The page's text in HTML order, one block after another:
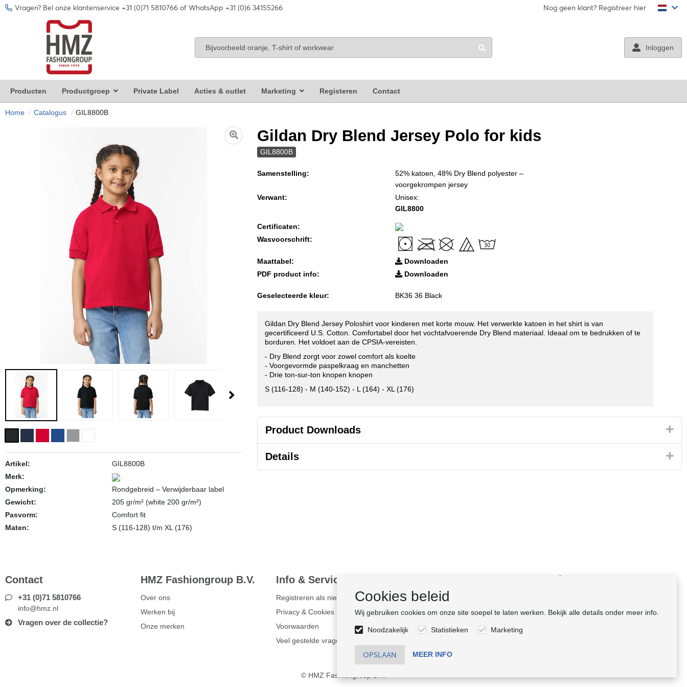
Cookies beleid
Wij gebruiken cookies om onze site soepel te laten werken. Bekijk alle details onder meer info.
Noodzakelijk Statistieken Marketing
MEER INFO
Vragen? Bel onze klantenservice +31 (0)71 5810766 of WhatsApp +31 (0)6 34155266 Nog geen klant? Registreer hier
Inloggen
Producten Productgroep Private Label Acties & outlet Marketing Registeren Contact
Home Catalogus GIL8800B
Artikel:
GIL8800B
Merk:
Opmerking:
Rondgebreid – Verwijderbaar label
Gewicht:
205 gr/m² (white 200 gr/m²)
Pasvorm:
Comfort fit
Maten:
S (116-128) t/m XL (176)
Gildan Dry Blend Jersey Polo for kids
GIL8800B
Samenstelling:
52% katoen, 48% Dry Blend polyester –
voorgekrompen jersey
Verwant:
Unisex:
GIL8800
Certificaten:
Wasvoorschrift:
Maattabel:
Downloaden
PDF product info:
Downloaden
Geselecteerde kleur: BK36 36 Black
Gildan Dry Blend Jersey Poloshirt voor kinderen met korte mouw. Het verwerkte katoen in het shirt is van
gecertificeerd U.S. Cotton. Comfortabel door het vochtafvoerende Dry Blend materiaal. Ideaal om te bedrukken of te
borduren. Het voldoet aan de CPSIA-vereisten.
- Dry Blend zorgt voor zowel comfort als koelte
- Voorgevormde paspelkraag en manchetten
- Drie ton-sur-ton knopen knopen
S (116-128) - M (140-152) - L (164) - XL (176)
Product Downloads
Details
Contact
+31 (0)71 5810766
info@hmz.nl
Vragen over de collectie?
HMZ Fashiongroup B.V.
Over ons
Werken bij
Onze merken
Info & Service
Registreren als nieuwe klant
Privacy & Cookies
Voorwaarden
Veel gestelde vragen
Bewust ondernemen
Certificaten
Sociale naleving
Volg ons
© HMZ Fashiongroup B.V.